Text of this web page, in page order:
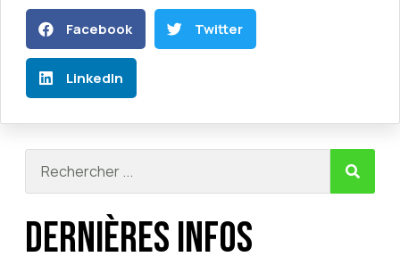
Facebook Twitter
LinkedIn
Dernières infos